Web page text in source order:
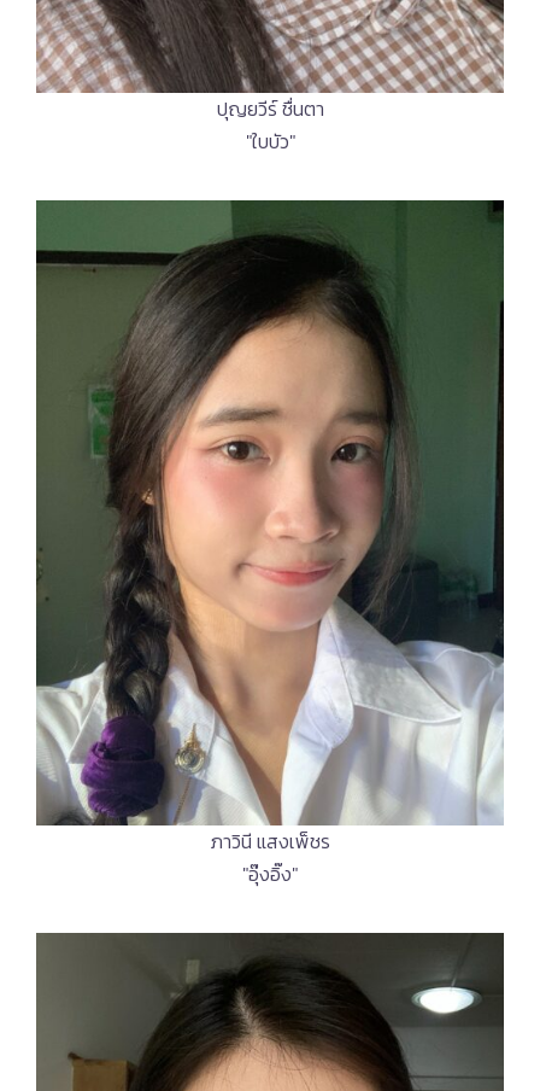
ปุญยวีร์ ชื่นตา
"ใบบัว"
ภาวินี แสงเพ็ชร
"อุ๊งอิ๊ง"